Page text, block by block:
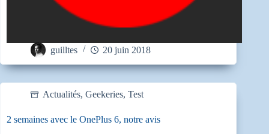
guilltes 20 juin 2018
Actualités, Geekeries, Test
2 semaines avec le OnePlus 6, notre avis